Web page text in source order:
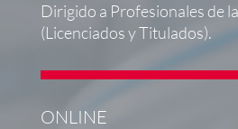
Dirigido a Profesionales de
(Licenciados y Titulados).
ONLINE